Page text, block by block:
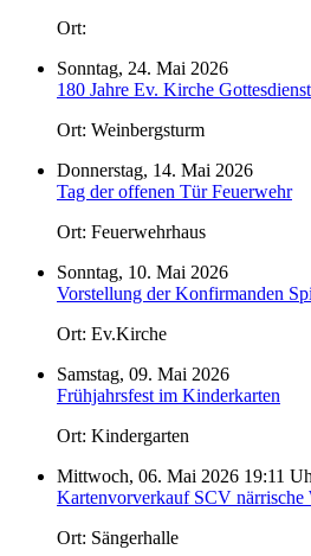
Ort:
Sonntag, 24. Mai 2026
180 Jahre Ev. Kirche Gottesdienst
Ort: Weinbergsturm
Donnerstag, 14. Mai 2026
Tag der offenen Tür Feuerwehr
Ort: Feuerwehrhaus
Sonntag, 10. Mai 2026
Vorstellung der Konfirmanden
Ort: Ev.Kirche
Samstag, 09. Mai 2026
Frühjahrsfest im Kinderkarten
Ort: Kindergarten
Mittwoch, 06. Mai 2026 19:11
Kartenvorverkauf SCV närrische
Ort: Sängerhalle